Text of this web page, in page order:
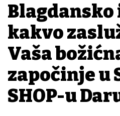
kakvo
Vaša
započinje u
SHOP-u